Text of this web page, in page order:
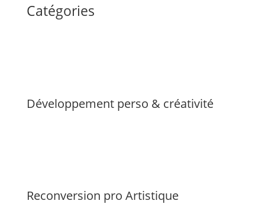
Catégories
Développement perso & créativité
Reconversion pro Artistique